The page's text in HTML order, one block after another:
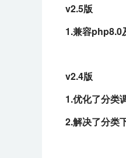
v2.5版
1.兼容php8.0
v2.4版
1.优化了分类
2.解决了分类